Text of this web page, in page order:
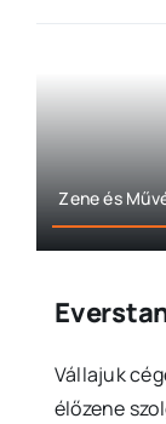
Zene és
Vállajuk
élőzene